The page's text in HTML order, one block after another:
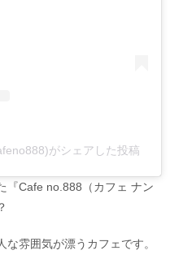
がシェアした投稿
『Cafe no.888（カフェ ナン
雰囲気が漂うカフェです。